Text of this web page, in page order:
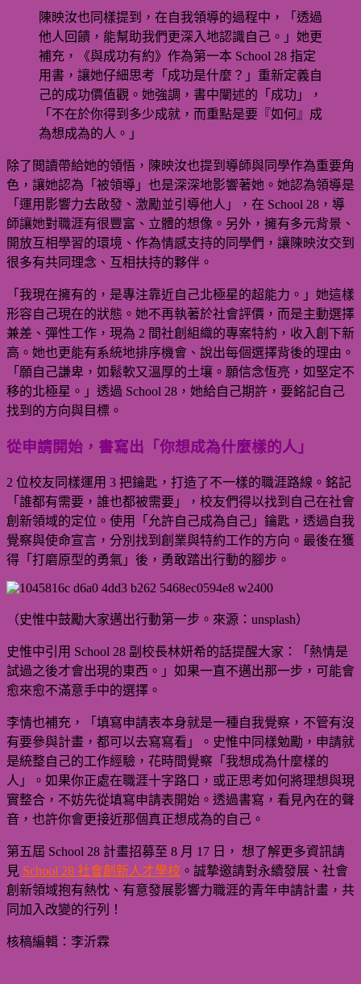
陳映汝也同樣提到，在自我領導的過程中，「透過
他人回饋，能幫助我們更深入地認識自己。」她更
補充，《與成功有約》作為第一本 School 28 指定
用書，讓她仔細思考「成功是什麼？」重新定義自
己的成功價值觀。她強調，書中闡述的「成功」，
「不在於你得到多少成就，而重點是要『如何』成
為想成為的人。」
除了閲讀帶給她的領悟，陳映汝也提到導師與同學作為重要角
色，讓她認為「被領導」也是深深地影響著她。她認為領導是
「運用影響力去啟發、激勵並引導他人」，在 School 28，導
師讓她對職涯有很豐富、立體的想像。另外，擁有多元背景、
開放互相學習的環境、作為情感支持的同學們，讓陳映汝交到
很多有共同理念、互相扶持的夥伴。
「我現在擁有的，是專注靠近自己北極星的超能力。」她這樣
形容自己現在的狀態。她不再執著於社會評價，而是主動選擇
兼差、彈性工作，現為 2 間社創組織的專案特約，收入創下新
高。她也更能有系統地排序機會、說出每個選擇背後的理由。
「願自己謙卑，如鬆軟又溫厚的土壤。願信念恆亮，如堅定不
移的北極星。」透過 School 28，她給自己期許，要銘記自己
找到的方向與目標。
從申請開始，書寫出「你想成為什麼樣的人」
2 位校友同樣運用 3 把鑰匙，打造了不一樣的職涯路線。銘記
「誰都有需要，誰也都被需要」，校友們得以找到自己在社會
創新領域的定位。使用「允許自己成為自己」鑰匙，透過自我
覺察與使命宣言，分別找到創業與特約工作的方向。最後在獲
得「打磨原型的勇氣」後，勇敢踏出行動的腳步。
（史惟中鼓勵大家邁出行動第一步。來源：unsplash）
史惟中引用 School 28 副校長林妍希的話提醒大家：「熱情是
試過之後才會出現的東西。」如果一直不邁出那一步，可能會
愈來愈不滿意手中的選擇。
李情也補充，「填寫申請表本身就是一種自我覺察，不管有沒
有要參與計畫，都可以去寫寫看」。史惟中同樣勉勵，申請就
是統整自己的工作經驗，花時間覺察「我想成為什麼樣的
人」。如果你正處在職涯十字路口，或正思考如何將理想與現
實整合，不妨先從填寫申請表開始。透過書寫，看見內在的聲
音，也許你會更接近那個真正想成為的自己。
第五屆 School 28 計畫招募至 8 月 17 日， 想了解更多資訊請
見 School 28 社會創新人才學校 。誠摯邀請對永續發展、社會
創新領域抱有熱忱、有意發展影響力職涯的青年申請計畫，共
同加入改變的行列！
核稿編輯：李沂霖